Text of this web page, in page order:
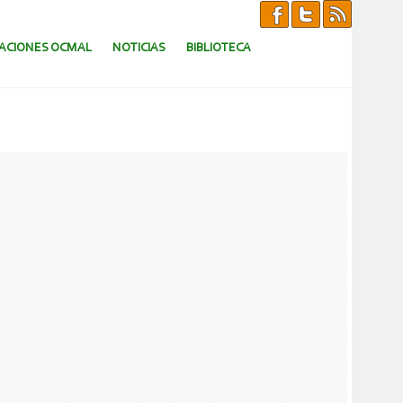
OCMAL NOTICIAS BIBLIOTECA